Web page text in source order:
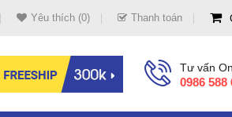
Yêu thích (0) Thanh toán
Tư vấn
0986 588